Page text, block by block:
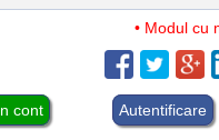
• Modul cu
cont Autentificare